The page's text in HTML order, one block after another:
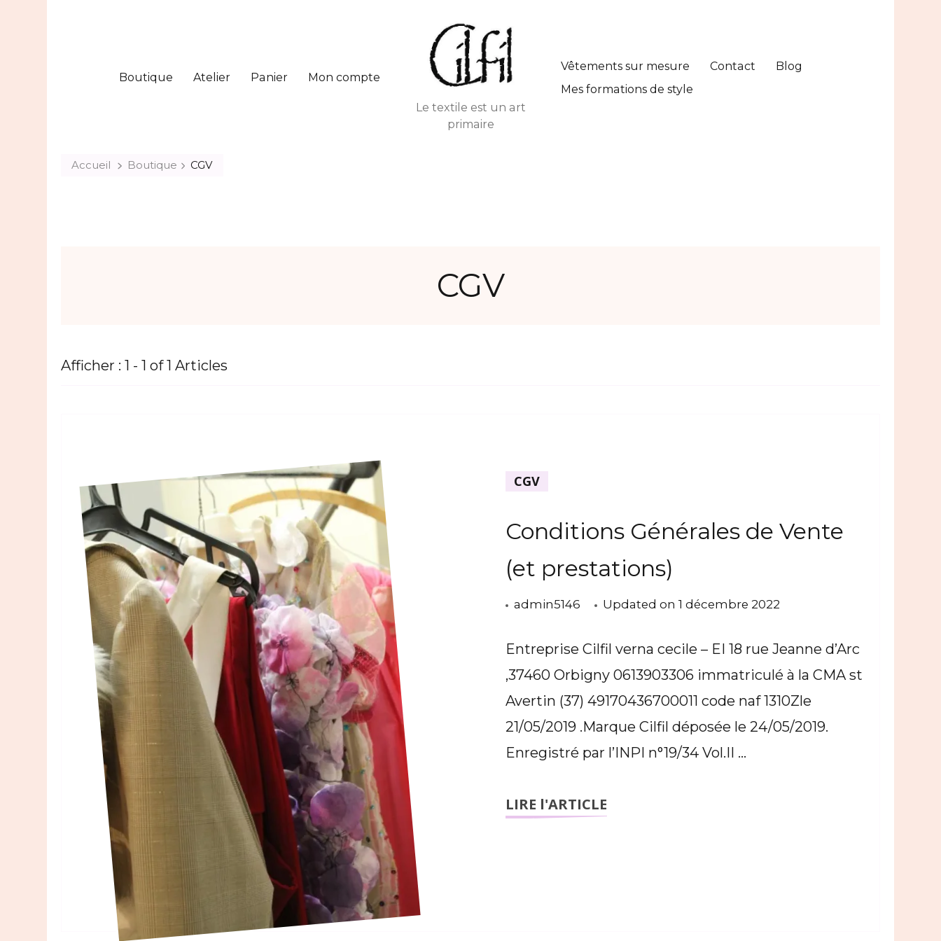
Boutique Atelier Panier Mon compte
Vêtements sur mesure Contact
Blog
Mes formations de style
Le textile est un art
primaire
Accueil Boutique CGV
CGV
Afficher : 1 - 1 of 1 Articles
CGV
Conditions Générales de Vente
(et prestations)
admin5146 Updated on 1 décembre 2022
Entreprise Cilfil verna cecile – EI 18 rue Jeanne d’Arc
,37460 Orbigny 0613903306 immatriculé à la CMA st
Avertin (37) 49170436700011 code naf 1310Zle
21/05/2019 .Marque Cilfil déposée le 24/05/2019.
Enregistré par l’INPI n°19/34 Vol.II …
LIRE l'ARTICLE